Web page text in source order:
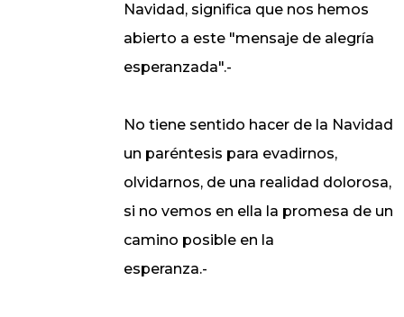
Navidad, significa que nos hemos
abierto a este "mensaje de alegría
esperanzada".-
No tiene sentido hacer de la Navidad
un paréntesis para evadirnos,
olvidarnos, de una realidad dolorosa,
si no vemos en ella la promesa de un
camino posible en la
esperanza.-